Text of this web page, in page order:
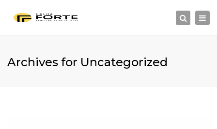
Search
Archives for Uncategorized